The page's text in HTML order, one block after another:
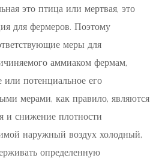
это птица или мертвая, это
для фермеров. Поэтому
меры для
аммиаком фермам,
потенциальное его
мерами, как правило, являются
и снижение плотности
наружный воздух холодный,
определенную